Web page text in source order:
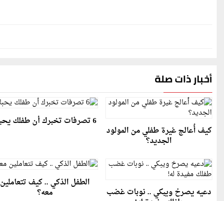
أخبار ذات صلة
كيف أُعالج غيرة طفلي من المولود
الجديد؟
6 تصرفات تخبرك أن طفلك يحبك
دعيه يصرخ ويبكي .. نوبات غضب
الطفل الذكي .. كيف تتعاملين
معه؟